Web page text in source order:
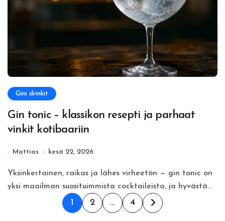
Gini drinkit
Gin tonic – klassikon resepti ja parhaat
vinkit kotibaariin
Mattias kesä 22, 2026
Yksinkertainen, raikas ja lähes virheetön — gin tonic on
yksi maailman suosituimmista cocktaileista, ja hyvästä...
Artikkelien
1 2 … 4